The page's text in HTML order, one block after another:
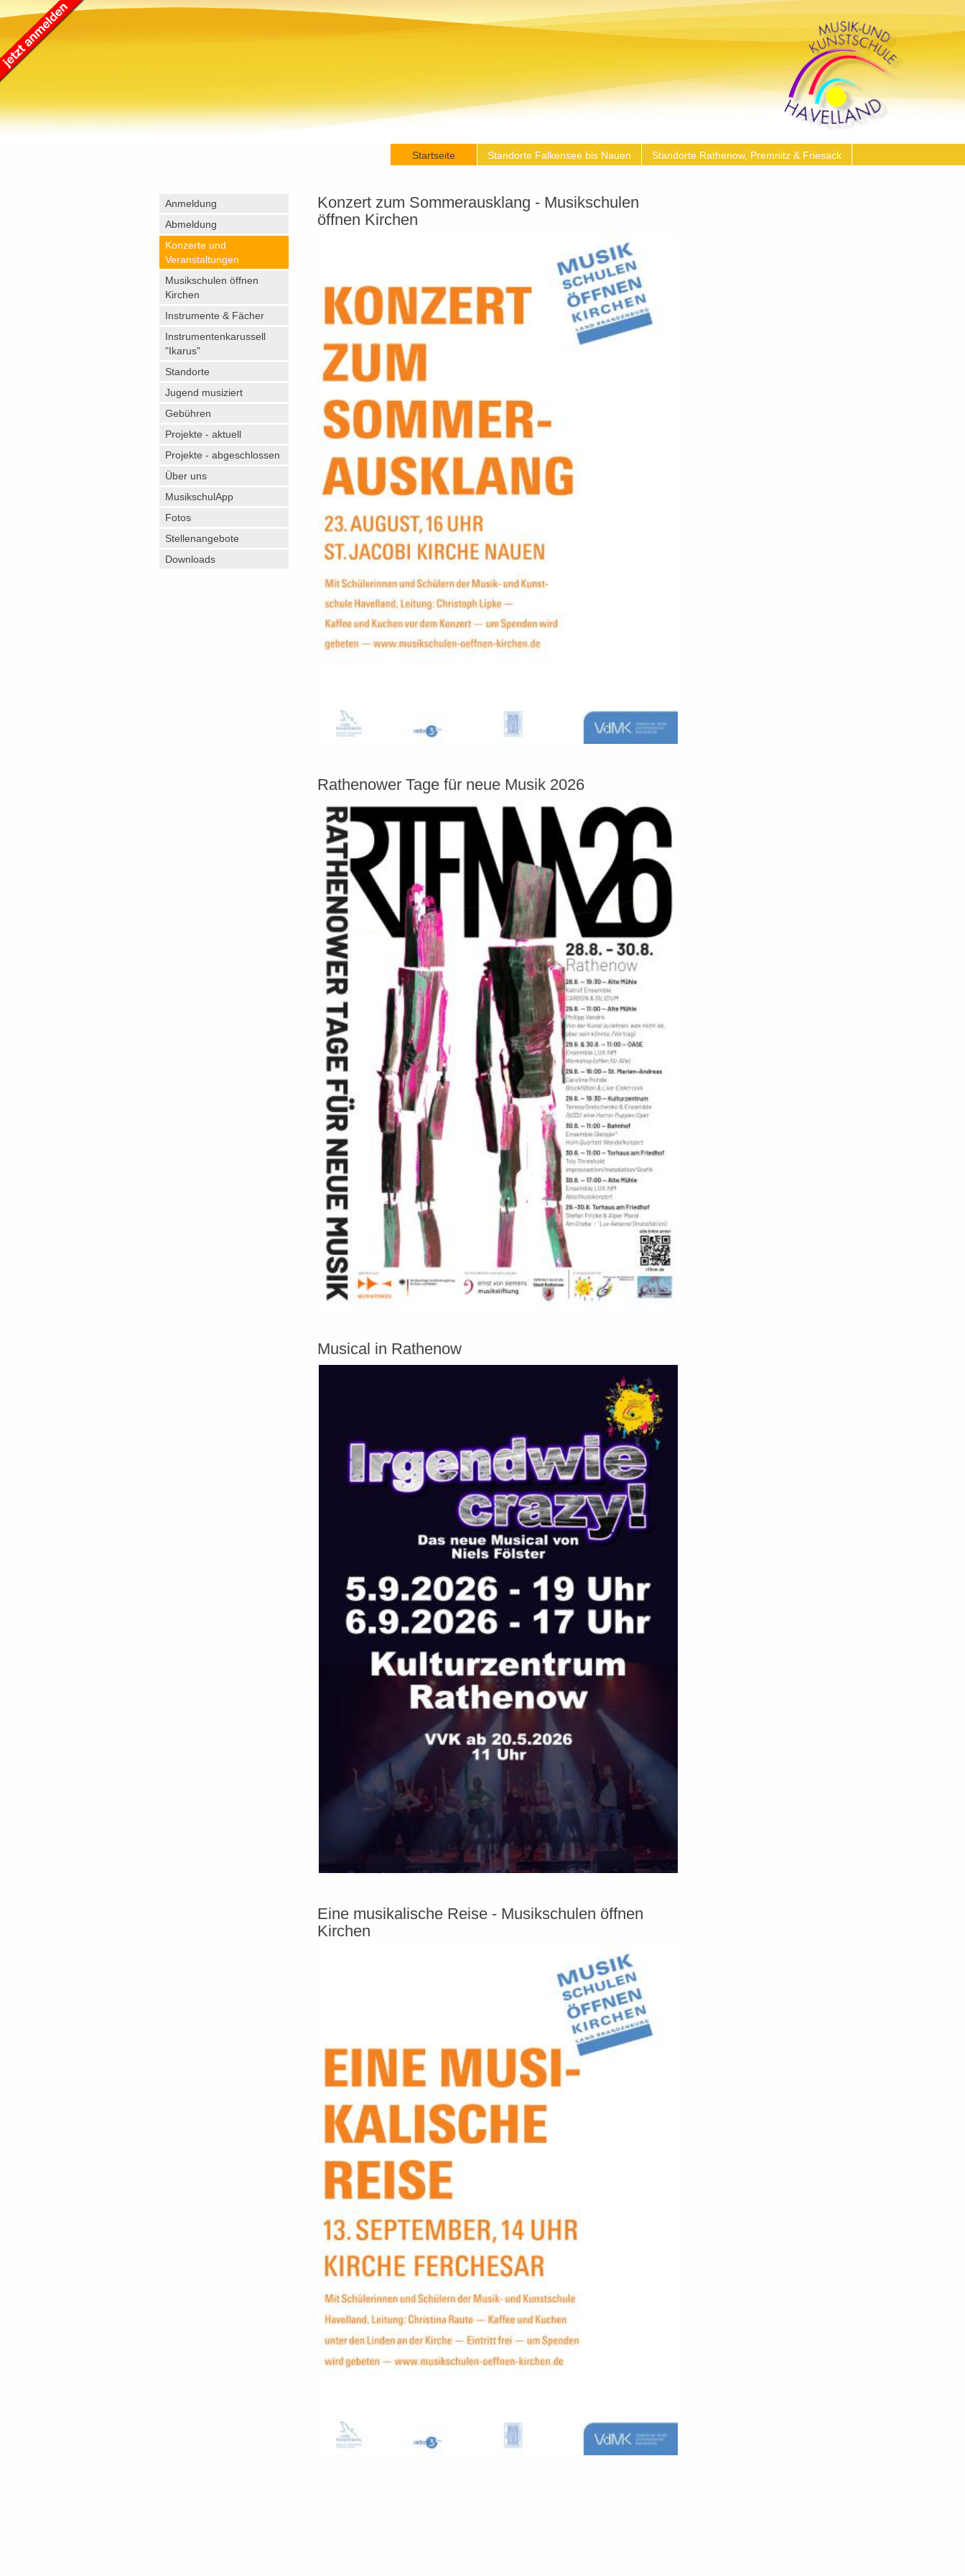
Startseite Standorte Falkensee bis Nauen Standorte Rathenow, Premnitz & Friesack
Anmeldung
Abmeldung
Konzerte und
Veranstaltungen
Musikschulen öffnen
Kirchen
Instrumente & Fächer
Instrumentenkarussell
"Ikarus"
Standorte
Jugend musiziert
Gebühren
Projekte - aktuell
Projekte - abgeschlossen
Über uns
MusikschulApp
Fotos
Stellenangebote
Downloads
Konzert zum Sommerausklang - Musikschulen
öffnen Kirchen
Rathenower Tage für neue Musik 2026
Musical in Rathenow
Eine musikalische Reise - Musikschulen öffnen
Kirchen